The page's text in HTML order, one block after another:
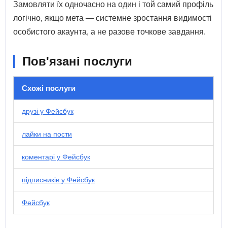
Замовляти їх одночасно на один і той самий профіль
логічно, якщо мета — системне зростання видимості
особистого акаунта, а не разове точкове завдання.
Пов'язані послуги
Схожі послуги
друзі у Фейсбук
лайки на пости
коментарі у Фейсбук
підписників у Фейсбук
Фейсбук